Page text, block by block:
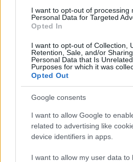
I want to opt-out of processing
Personal Data for Targeted
Opted In
I want to opt-out of Collection,
Retention, Sale, and/or
Personal Data that Is
Purposes for which it was
Opted Out
Google consents
I want to allow Google to
related to advertising like
device identifiers in apps.
I want to allow my user data to
Come impostare un PAC con ETF e
Susanna Riva · 10 Ago 2026
INVESTIMENTI